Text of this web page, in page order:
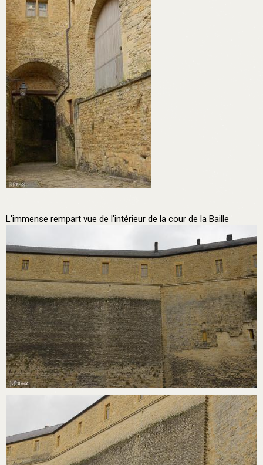
L'immense rempart vue de l'intérieur de la cour de la Baille